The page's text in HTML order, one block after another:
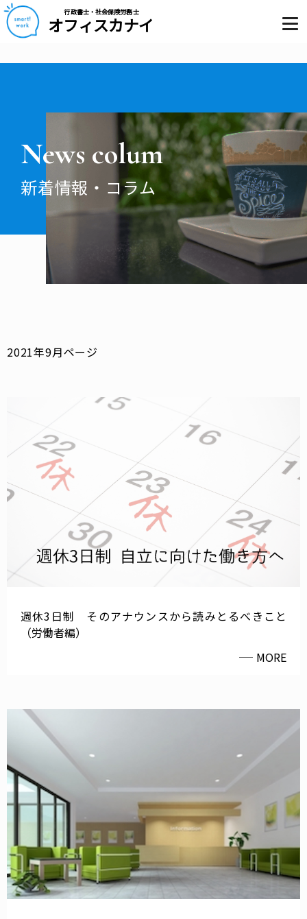
行政書士・社会保険労務士
オフィスカナイ
News colum
新着情報・コラム
2021年9月ページ
週休3日制 そのアナウンスから読みとるべきこと
（労働者編）
MORE